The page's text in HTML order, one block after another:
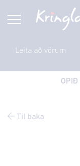
Til baka